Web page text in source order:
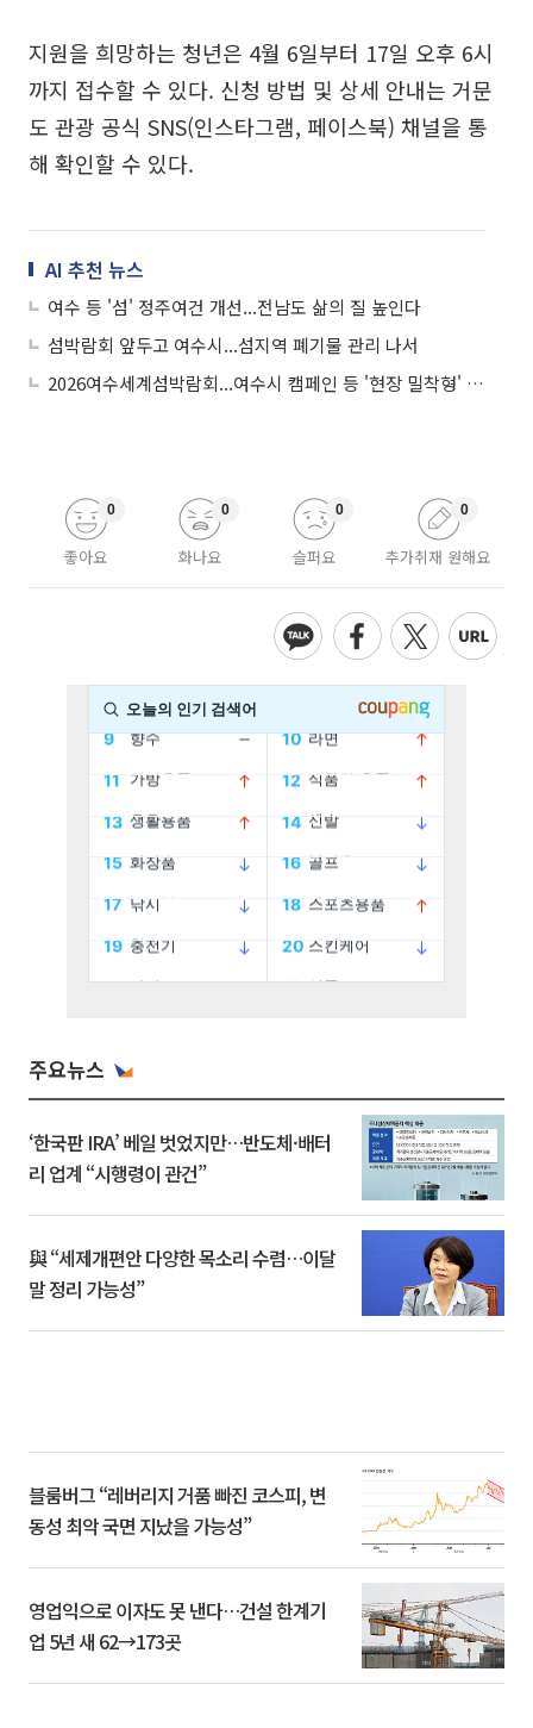
지원을 희망하는 청년은 4월 6일부터 17일 오후 6시
까지 접수할 수 있다. 신청 방법 및 상세 안내는 거문
도 관광 공식 SNS(인스타그램, 페이스북) 채널을 통
해 확인할 수 있다.
AI 추천 뉴스
여수 등 '섬' 정주여건 개선...전남도 삶의 질 높인다
섬박람회 앞두고 여수시...섬지역 폐기물 관리 나서
2026여수세계섬박람회...여수시 캠페인 등 '현장 밀착형' 준비
좋아요
0
화나요
0
슬퍼요
0
추가취재 원해요
0
주요뉴스
‘한국판 IRA’ 베일 벗었지만…반도체·배터
리 업계 “시행령이 관건”
與 “세제개편안 다양한 목소리 수렴…이달
말 정리 가능성”
블룸버그 “레버리지 거품 빠진 코스피, 변
동성 최악 국면 지났을 가능성”
영업익으로 이자도 못 낸다…건설 한계기
업 5년 새 62→173곳